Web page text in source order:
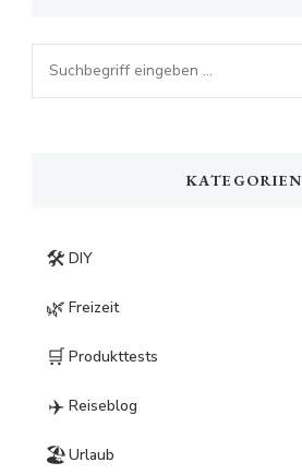
Looking
for
KATEGORIEN
🛠️ DIY
🌿 Freizeit
🛒 Produkttests
✈️ Reiseblog
🏖️Urlaub